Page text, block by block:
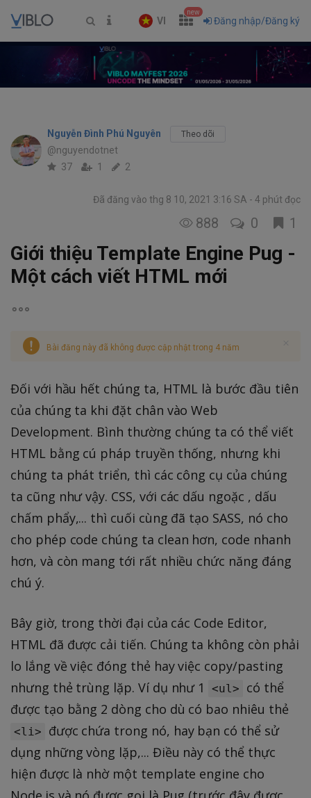
VI
new
Đăng nhập/Đăng ký
Nguyễn Đình Phú Nguyên
@nguyendotnet
Theo dõi
37 1 2
Đã đăng vào thg 8 10, 2021 3:16 SA 4 phút đọc
888 0 1
Giới thiệu Template Engine Pug -
Một cách viết HTML mới
Bài đăng này đã không được cập nhật trong 4 năm
Đối với hầu hết chúng ta, HTML là bước đầu tiên
của chúng ta khi đặt chân vào Web
Development. Bình thường chúng ta có thể viết
HTML bằng cú pháp truyền thống, nhưng khi
chúng ta phát triển, thì các công cụ của chúng
ta cũng như vậy. CSS, với các dấu ngoặc , dấu
chấm phẩy,... thì cuối cùng đã tạo SASS, nó cho
cho phép code chúng ta clean hơn, code nhanh
hơn, và còn mang tới rất nhiều chức năng đáng
chú ý.
Bây giờ, trong thời đại của các Code Editor,
HTML đã được cải tiến. Chúng ta không còn phải
lo lắng về việc đóng thẻ hay việc copy/pasting
nhưng thẻ trùng lặp. Ví dụ như 1
<ul>
có thể
được tạo bằng 2 dòng cho dù có bao nhiêu thẻ
<li>
được chứa trong nó, hay bạn có thể sử
dụng những vòng lặp,... Điều này có thể thực
hiện được là nhờ một template engine cho